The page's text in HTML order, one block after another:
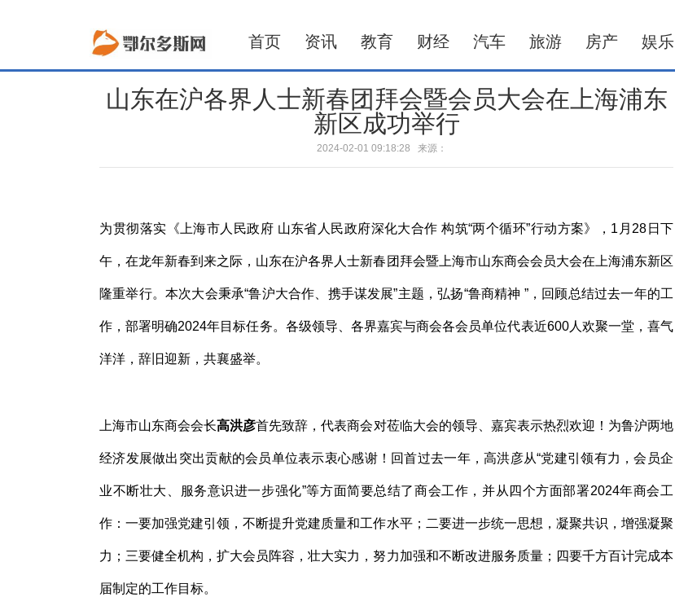
首页 资讯 教育 财经 汽车 旅游 房产 娱乐
山东在沪各界人士新春团拜会暨会员大会在上海浦东
新区成功举行
2024-02-01 09:18:28 来源：
​为贯彻落实《上海市人民政府 山东省人民政府深化大合作 构筑“两个循环”行动方案》，1月28日下
午，在龙年新春到来之际，山东在沪各界人士新春团拜会暨上海市山东商会会员大会在上海浦东新区
隆重举行。本次大会秉承“鲁沪大合作、携手谋发展”主题，弘扬“鲁商精神 ”，回顾总结过去一年的工
作，部署明确2024年目标任务。各级领导、各界嘉宾与商会各会员单位代表近600人欢聚一堂，喜气
洋洋，辞旧迎新，共襄盛举。
上海市山东商会会长高洪彦首先致辞，代表商会对莅临大会的领导、嘉宾表示热烈欢迎！为鲁沪两地
经济发展做出突出贡献的会员单位表示衷心感谢！回首过去一年，高洪彦从“党建引领有力，会员企
业不断壮大、服务意识进一步强化”等方面简要总结了商会工作，并从四个方面部署2024年商会工
作：一要加强党建引领，不断提升党建质量和工作水平；二要进一步统一思想，凝聚共识，增强凝聚
力；三要健全机构，扩大会员阵容，壮大实力，努力加强和不断改进服务质量；四要千方百计完成本
届制定的工作目标。